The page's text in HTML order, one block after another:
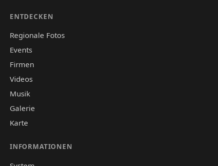
ENTDECKEN
Regionale Fotos
Events
Firmen
Videos
Musik
Galerie
Karte
INFORMATIONEN